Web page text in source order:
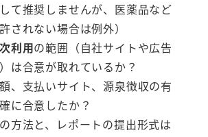
して推奨しませんが、医薬品など
されない場合は例外）
利用の範囲（自社サイトや広告
は合意が取れているか？
額、支払いサイト、源泉徴収の有
に合意したか？
の方法と、レポートの提出形式は